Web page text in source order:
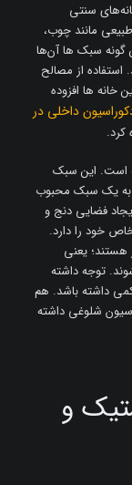
سنتی
مانند چوب،
سبک‌ ها آن‌ها
از مصالح
‌ها افزوده
داخلی در
کرد.
است. این سبک
به یک سبک محبوب
فضایی دنج و
خود را دارد.
یعنی
توجه داشته
داشته باشد. هم
شلوغی داشته
و